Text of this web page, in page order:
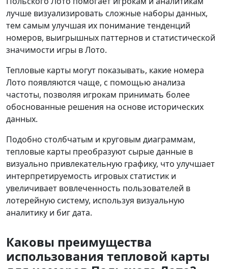
лучше визуализировать сложные наборы данных,
тем самым улучшая их понимание тенденций
номеров, выигрышных паттернов и статистической
значимости игры в Лото.
Тепловые карты могут показывать, какие номера
Лото появляются чаще, с помощью анализа
частоты, позволяя игрокам принимать более
обоснованные решения на основе исторических
данных.
Подобно столбчатым и круговым диаграммам,
тепловые карты преобразуют сырые данные в
визуально привлекательную графику, что улучшает
интерпретируемость игровых статистик и
увеличивает вовлеченность пользователей в
лотерейную систему, используя визуальную
аналитику и биг дата.
Каковы преимущества
использования тепловой карты